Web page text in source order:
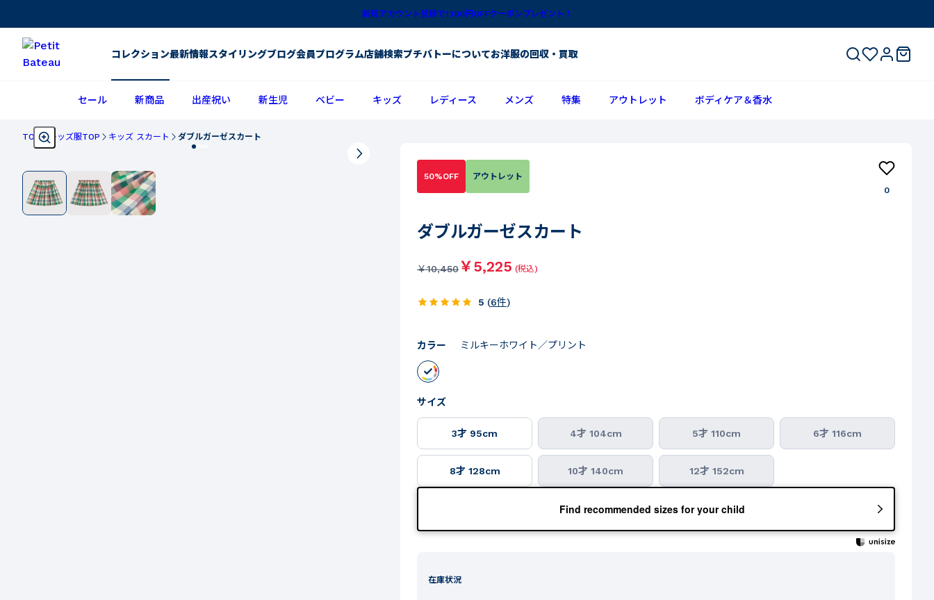
新規アカウント登録で1,100円OFFクーポンプレゼント！
コレクション最新情報スタイリングブログ会員プログラム店舗検索プチバトーについてお洋服の回収・買取
セール 新商品 出産祝い 新生児 ベビー キッズ レディース メンズ 特集 アウトレット ボディケア＆香水
TOP キッズ服TOP キッズ スカート ダブルガーゼスカート
50%OFF
アウトレット
0
ダブルガーゼスカート
￥10,450￥5,225 (税込)
5 (6件)
カラー ミルキーホワイト／プリント
サイズ
3才 95cm 4才 104cm 5才 110cm 6才 116cm
8才 128cm 10才 140cm 12才 152cm
Find recommended sizes for your child
在庫状況